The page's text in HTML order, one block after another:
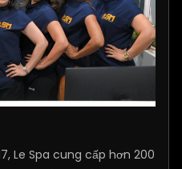
Le Spa cung cấp hơn 200